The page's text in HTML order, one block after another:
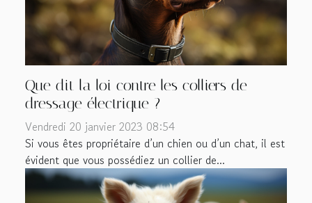
Que dit la loi contre les colliers de
dressage électrique ?
Vendredi 20 janvier 2023 08:54
Si vous êtes propriétaire d’un chien ou d’un chat, il est
évident que vous possédiez un collier de...